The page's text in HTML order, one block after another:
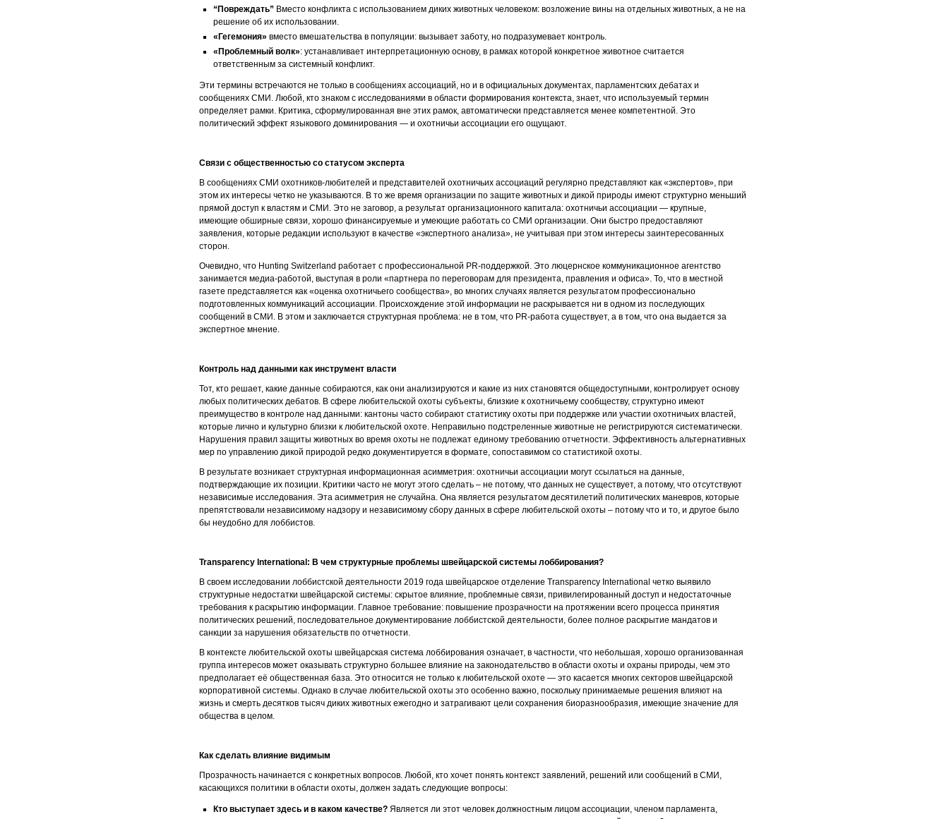
“Повреждать” Вместо конфликта с использованием диких животных человеком: возложение вины на отдельных животных, а не на
решение об их использовании.
«Гегемония»вместо вмешательства в популяции: вызывает заботу, но подразумевает контроль.
«Проблемный волк»: устанавливает интерпретационную основу, в рамках которой конкретное животное считается
ответственным за системный конфликт.
Эти термины встречаются не только в сообщениях ассоциаций, но и в официальных документах, парламентских дебатах и ​​
сообщениях СМИ. Любой, кто знаком с исследованиями в области формирования контекста, знает, что используемый термин
определяет рамки. Критика, сформулированная вне этих рамок, автоматически представляется менее компетентной. Это
политический эффект языкового доминирования — и охотничьи ассоциации его ощущают.
Связи с общественностью со статусом эксперта
В сообщениях СМИ охотников-любителей и представителей охотничьих ассоциаций регулярно представляют как «экспертов», при
этом их интересы четко не указываются. В то же время организации по защите животных и дикой природы имеют структурно меньший
прямой доступ к властям и СМИ. Это не заговор, а результат организационного капитала: охотничьи ассоциации — крупные,
имеющие обширные связи, хорошо финансируемые и умеющие работать со СМИ организации. Они быстро предоставляют
заявления, которые редакции используют в качестве «экспертного анализа», не учитывая при этом интересы заинтересованных
сторон.
Очевидно, что Hunting Switzerland работает с профессиональной PR-поддержкой. Это люцернское коммуникационное агентство
занимается медиа-работой, выступая в роли «партнера по переговорам для президента, правления и офиса». То, что в местной
газете представляется как «оценка охотничьего сообщества», во многих случаях является результатом профессионально
подготовленных коммуникаций ассоциации. Происхождение этой информации не раскрывается ни в одном из последующих
сообщений в СМИ. В этом и заключается структурная проблема: не в том, что PR-работа существует, а в том, что она выдается за
экспертное мнение.
Контроль над данными как инструмент власти
Тот, кто решает, какие данные собираются, как они анализируются и какие из них становятся общедоступными, контролирует основу
любых политических дебатов. В сфере любительской охоты субъекты, близкие к охотничьему сообществу, структурно имеют
преимущество в контроле над данными: кантоны часто собирают статистику охоты при поддержке или участии охотничьих властей,
которые лично и культурно близки к любительской охоте. Неправильно подстреленные животные не регистрируются систематически.
Нарушения правил защиты животных во время охоты не подлежат единому требованию отчетности. Эффективность альтернативных
мер по управлению дикой природой редко документируется в формате, сопоставимом со статистикой охоты.
В результате возникает структурная информационная асимметрия: охотничьи ассоциации могут ссылаться на данные,
подтверждающие их позиции. Критики часто не могут этого сделать – не потому, что данных не существует, а потому, что отсутствуют
независимые исследования. Эта асимметрия не случайна. Она является результатом десятилетий политических маневров, которые
препятствовали независимому надзору и независимому сбору данных в сфере любительской охоты – потому что и то, и другое было
бы неудобно для лоббистов.
Transparency International : В чем структурные проблемы швейцарской системы лоббирования?
В своем исследовании лоббистской деятельности 2019 года швейцарское отделение Transparency International четко выявило
структурные недостатки швейцарской системы: скрытое влияние, проблемные связи, привилегированный доступ и недостаточные
требования к раскрытию информации. Главное требование: повышение прозрачности на протяжении всего процесса принятия
политических решений, последовательное документирование лоббистской деятельности, более полное раскрытие мандатов и
санкции за нарушения обязательств по отчетности.
В контексте любительской охоты швейцарская система лоббирования означает, в частности, что небольшая, хорошо организованная
группа интересов может оказывать структурно большее влияние на законодательство в области охоты и охраны природы, чем это
предполагает её общественная база. Это относится не только к любительской охоте — это касается многих секторов швейцарской
корпоративной системы. Однако в случае любительской охоты это особенно важно, поскольку принимаемые решения влияют на
жизнь и смерть десятков тысяч диких животных ежегодно и затрагивают цели сохранения биоразнообразия, имеющие значение для
общества в целом.
Как сделать влияние видимым
Прозрачность начинается с конкретных вопросов. Любой, кто хочет понять контекст заявлений, решений или сообщений в СМИ,
касающихся политики в области охоты, должен задать следующие вопросы:
Кто выступает здесь и в каком качестве?Является ли этот человек должностным лицом ассоциации, членом парламента,